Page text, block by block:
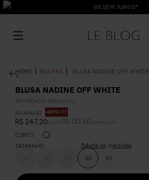
8X SEM JUROS*
ROUPAS BLUSA NADINE OFF WHITE
BLUSA NADINE OFF WHITE
REFERÊNCIA: 009630072
R$ 618,00 -60%OFF
R$ 247,20 ou 2 x R$ 123 60 sem juros
CORES
TAMANHO
40 42
Tabela de medidas
1º Vestido
2º